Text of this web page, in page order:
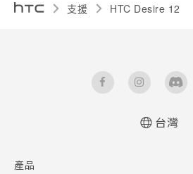
支援 HTC Desire 12‎
台灣
產品